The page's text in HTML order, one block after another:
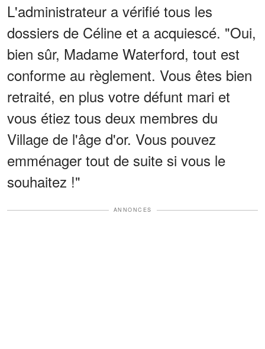
L'administrateur a vérifié tous les
dossiers de Céline et a acquiescé. "Oui,
bien sûr, Madame Waterford, tout est
conforme au règlement. Vous êtes bien
retraité, en plus votre défunt mari et
vous étiez tous deux membres du
Village de l'âge d'or. Vous pouvez
emménager tout de suite si vous le
souhaitez !"
ANNONCES